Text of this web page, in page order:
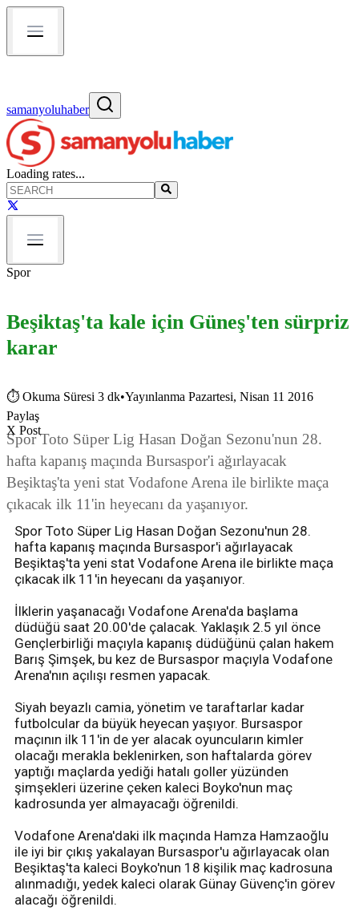
samanyoluhaber
Loading rates...
Spor
Beşiktaş'ta kale için Güneş'ten sürpriz
karar
⏱ Okuma Süresi 3 dk•Yayınlanma Pazartesi, Nisan 11 2016
Paylaş
X Post
Spor Toto Süper Lig Hasan Doğan Sezonu'nun 28.
hafta kapanış maçında Bursaspor'i ağırlayacak
Beşiktaş'ta yeni stat Vodafone Arena ile birlikte maça
çıkacak ilk 11'in heyecanı da yaşanıyor.
Spor Toto Süper Lig Hasan Doğan Sezonu'nun 28.
hafta kapanış maçında Bursaspor'i ağırlayacak
Beşiktaş'ta yeni stat Vodafone Arena ile birlikte maça
çıkacak ilk 11'in heyecanı da yaşanıyor.
İlklerin yaşanacağı Vodafone Arena'da başlama
düdüğü saat 20.00'de çalacak. Yaklaşık 2.5 yıl önce
Gençlerbirliği maçıyla kapanış düdüğünü çalan hakem
Barış Şimşek, bu kez de Bursaspor maçıyla Vodafone
Arena'nın açılışı resmen yapacak.
Siyah beyazlı camia, yönetim ve taraftarlar kadar
futbolcular da büyük heyecan yaşıyor. Bursaspor
maçının ilk 11'in de yer alacak oyuncuların kimler
olacağı merakla beklenirken, son haftalarda görev
yaptığı maçlarda yediği hatalı goller yüzünden
şimşekleri üzerine çeken kaleci Boyko'nun maç
kadrosunda yer almayacağı öğrenildi.
Vodafone Arena'daki ilk maçında Hamza Hamzaoğlu
ile iyi bir çıkış yakalayan Bursaspor'u ağırlayacak olan
Beşiktaş'ta kaleci Boyko'nun 18 kişilik maç kadrosuna
alınmadığı, yedek kaleci olarak Günay Güvenç'in görev
alacağı öğrenildi.